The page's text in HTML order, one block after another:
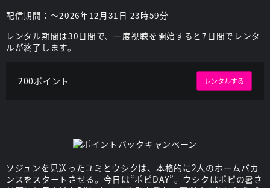
配信期間：～2026年12月31日 23時59分
レンタル期間は30日間で、一度視聴を開始すると7日間でレンタ
ルが終了します。
200ポイント レンタルする
ソジュンを見送ったユミとウシクは、本格的に2人のホームバカ
ンスをスタートさせる。今日は“ポピDAY”。ウシクはポピの暑さ